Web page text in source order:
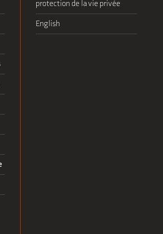
protection de la vie privée
English